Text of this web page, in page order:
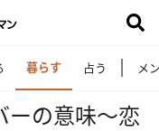
暮らす 占う メ
ーの意味～恋